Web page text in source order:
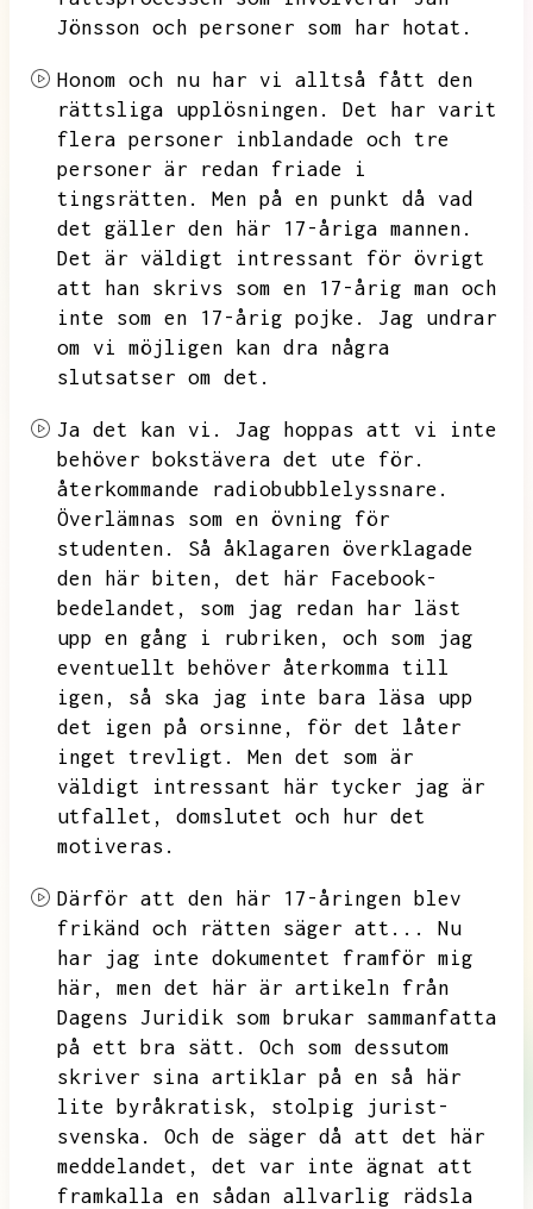
Jönsson och personer som har hotat.
Honom och nu har vi alltså fått den
rättsliga upplösningen.
Det har varit
flera personer inblandade och tre
personer är redan friade i
tingsrätten.
Men på en punkt då vad
det gäller den här 17-åriga mannen.
Det är väldigt intressant för övrigt
att han skrivs som en 17-årig man och
inte som en 17-årig pojke.
Jag undrar
om vi möjligen kan dra några
slutsatser om det.
Ja det kan vi.
Jag hoppas att vi inte
behöver bokstävera det ute för.
återkommande radiobubblelyssnare.
Överlämnas som en övning för
studenten.
Så åklagaren överklagade
den här biten,
det här Facebook-
bedelandet,
som jag redan har läst
upp en gång i rubriken,
och som jag
eventuellt behöver återkomma till
igen,
så ska jag inte bara läsa upp
det igen på orsinne,
för det låter
inget trevligt.
Men det som är
väldigt intressant här tycker jag är
utfallet,
domslutet och hur det
motiveras.
Därför att den här 17-åringen blev
frikänd och rätten säger att...
Nu
har jag inte dokumentet framför mig
här,
men det här är artikeln från
Dagens Juridik som brukar sammanfatta
på ett bra sätt.
Och som dessutom
skriver sina artiklar på en så här
lite byråkratisk,
stolpig jurist-
svenska.
Och de säger då att det här
meddelandet,
det var inte ägnat att
framkalla en sådan allvarlig rädsla